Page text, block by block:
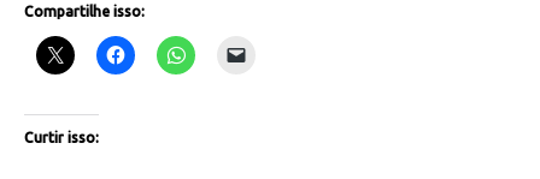
Compartilhe isso:
Curtir isso: